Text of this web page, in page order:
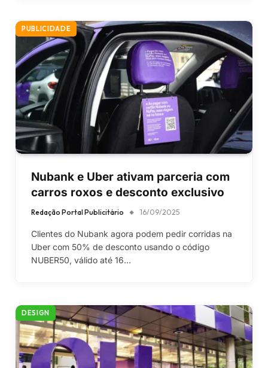
PUBLICIDADE
Nubank e Uber ativam parceria com
carros roxos e desconto exclusivo
Redação Portal Publicitário 16/09/2025
Clientes do Nubank agora podem pedir corridas na
Uber com 50% de desconto usando o código
NUBER50, válido até 16…
DESIGN